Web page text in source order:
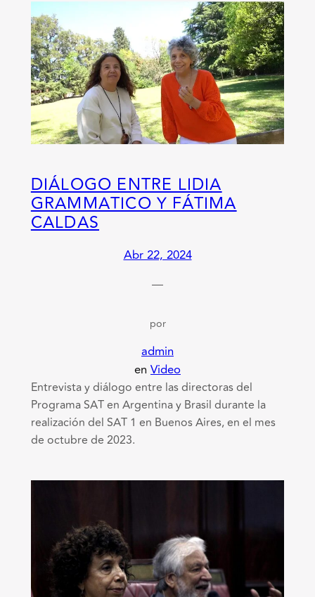
DIÁLOGO ENTRE LIDIA
GRAMMATICO Y FÁTIMA
CALDAS
Abr 22, 2024
—
por
admin
en Video
Entrevista y diálogo entre las directoras del
Programa SAT en Argentina y Brasil durante la
realización del SAT 1 en Buenos Aires, en el mes
de octubre de 2023.